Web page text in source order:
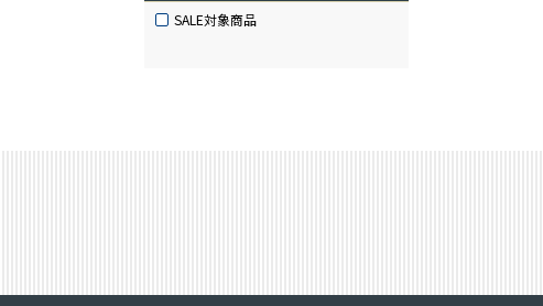
SALE対象商品